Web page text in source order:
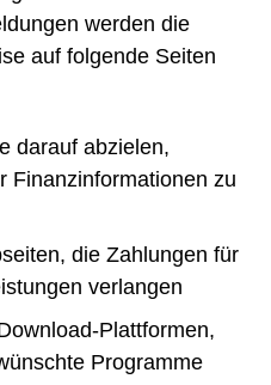
werden die
auf folgende Seiten
darauf abzielen,
Finanzinformationen zu
die Zahlungen für
verlangen
Plattformen,
Programme